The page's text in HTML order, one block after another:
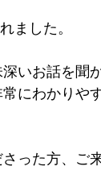
ました。
いお話を聞
にわかりや
った方、ご